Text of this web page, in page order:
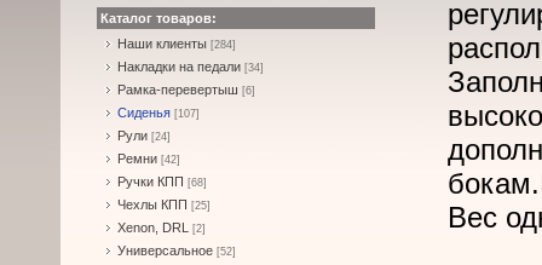
Каталог товаров:
Наши клиенты [284]
Накладки на педали [34]
Рамка-перевертыш [6]
Сиденья [107]
Рули [24]
Ремни [42]
Ручки КПП [68]
Чехлы КПП [25]
Xenon, DRL [2]
Универсальное [52]
Вес